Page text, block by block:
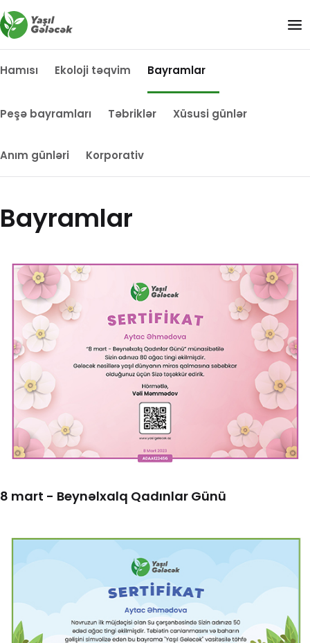
Hamısı Ekoloji təqvim Bayramlar
Peşə bayramları Təbriklər Xüsusi günlər
Anım günləri Korporativ
Bayramlar
8 mart - Beynəlxalq Qadınlar Günü